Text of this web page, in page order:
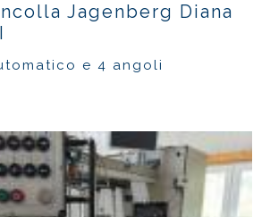
Jagenberg Diana
e 4 angoli